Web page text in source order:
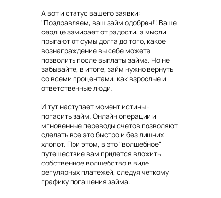
А вот и статус вашего заявки:
"Поздравляем, ваш займ одобрен!". Ваше
сердце замирает от радости, а мысли
прыгают от сумы долга до того, какое
вознаграждение вы себе можете
позволить после выплаты займа. Но не
забывайте, в итоге, займ нужно вернуть
со всеми процентами, как взрослые и
ответственные люди.
И тут наступает момент истины -
погасить займ. Онлайн операции и
мгновенные переводы счетов позволяют
сделать все это быстро и без лишних
хлопот. При этом, в это "волшебное"
путешествие вам придется вложить
собственное волшебство в виде
регулярных платежей, следуя четкому
графику погашения займа.